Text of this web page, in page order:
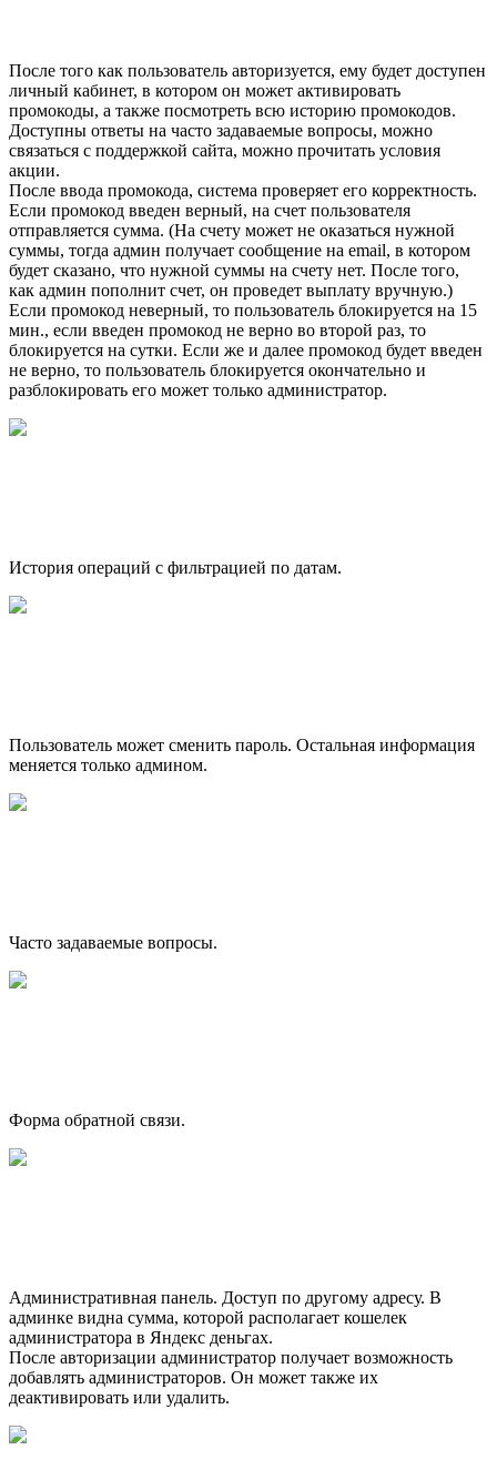
После того как пользователь авторизуется, ему будет доступен
личный кабинет, в котором он может активировать
промокоды, а также посмотреть всю историю промокодов.
Доступны ответы на часто задаваемые вопросы, можно
связаться с поддержкой сайта, можно прочитать условия
акции.
После ввода промокода, система проверяет его корректность.
Если промокод введен верный, на счет пользователя
отправляется сумма. (На счету может не оказаться нужной
суммы, тогда админ получает сообщение на email, в котором
будет сказано, что нужной суммы на счету нет. После того,
как админ пополнит счет, он проведет выплату вручную.)
Если промокод неверный, то пользователь блокируется на 15
мин., если введен промокод не верно во второй раз, то
блокируется на сутки. Если же и далее промокод будет введен
не верно, то пользователь блокируется окончательно и
разблокировать его может только администратор.
История операций с фильтрацией по датам.
Пользователь может сменить пароль. Остальная информация
меняется только админом.
Часто задаваемые вопросы.
Форма обратной связи.
Административная панель. Доступ по другому адресу. В
админке видна сумма, которой располагает кошелек
администратора в Яндекс деньгах.
После авторизации администратор получает возможность
добавлять администраторов. Он может также их
деактивировать или удалить.